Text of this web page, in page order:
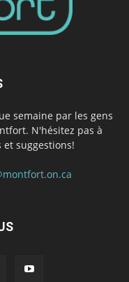
semaine par les gens
N'hésitez pas à
suggestions!